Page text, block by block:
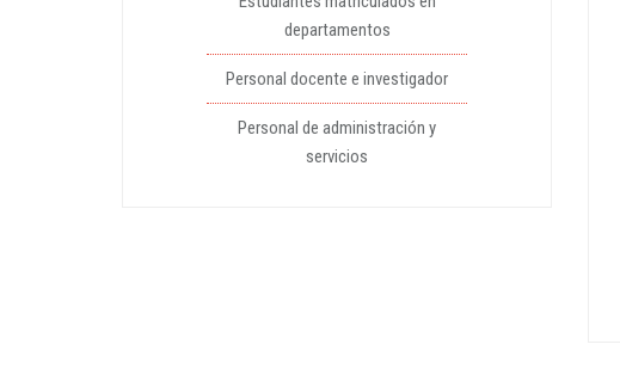
departamentos
Personal docente e investigador
Personal de administración y
servicios